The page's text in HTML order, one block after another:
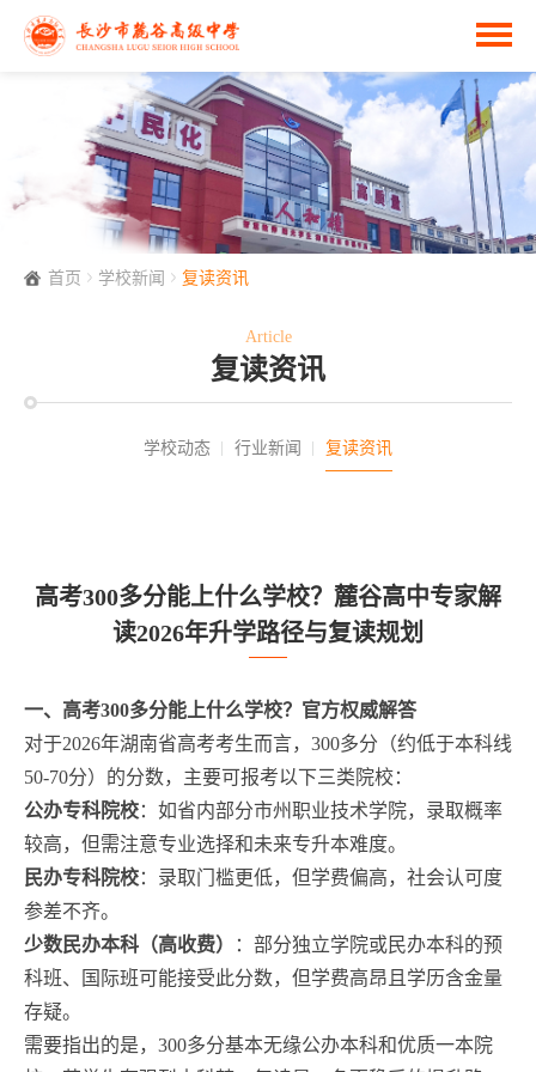
首页 学校新闻 复读资讯
Article
复读资讯
学校动态 行业新闻 复读资讯
高考300多分能上什么学校？麓谷高中专家解
读2026年升学路径与复读规划
一、高考300多分能上什么学校？官方权威解答
对于2026年湖南省高考考生而言，300多分（约低于本科线
50-70分）的分数，主要可报考以下三类院校：
公办专科院校：如省内部分市州职业技术学院，录取概率
较高，但需注意专业选择和未来专升本难度。
民办专科院校：录取门槛更低，但学费偏高，社会认可度
参差不齐。
少数民办本科（高收费）
：部分独立学院或民办本科的预
科班、国际班可能接受此分数，但学费高昂且学历含金量
存疑。
需要指出的是，300多分基本无缘公办本科和优质一本院